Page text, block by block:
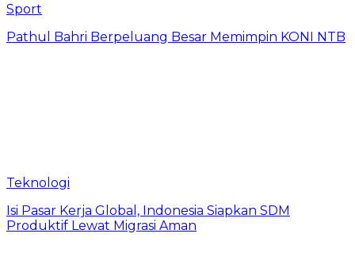
Sport
Pathul Bahri Berpeluang Besar Memimpin KONI NTB
Teknologi
​Isi Pasar Kerja Global, Indonesia Siapkan SDM
Produktif Lewat Migrasi Aman